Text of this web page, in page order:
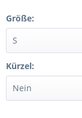
Größe:
Kürzel: